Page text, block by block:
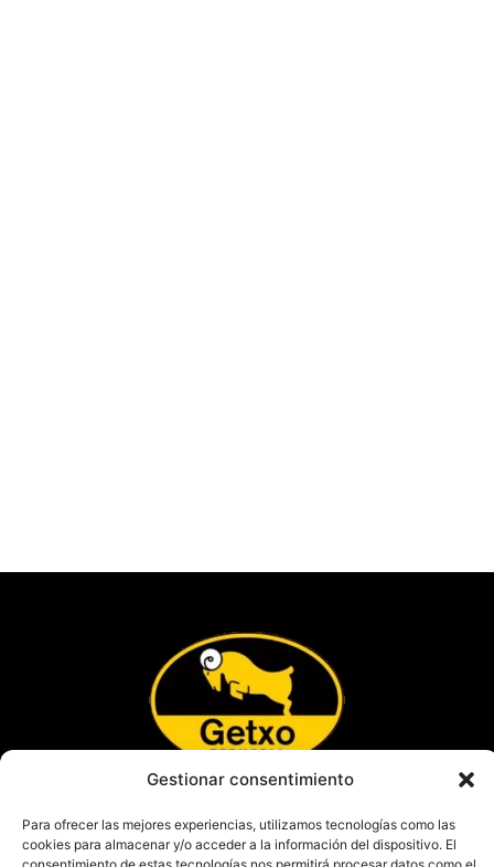
Gestionar consentimiento
Para ofrecer las mejores experiencias, utilizamos tecnologías como las
cookies para almacenar y/o acceder a la información del dispositivo. El
Pribatutasun-politika
Cookie-politika